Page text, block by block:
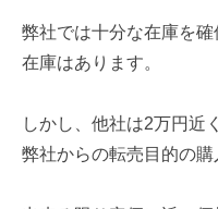
弊社では十分な在庫を
在庫はあります。
しかし、他社は2万円近
弊社からの転売目的の購